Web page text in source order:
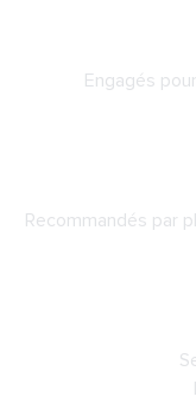
Engagés
Recommandés par